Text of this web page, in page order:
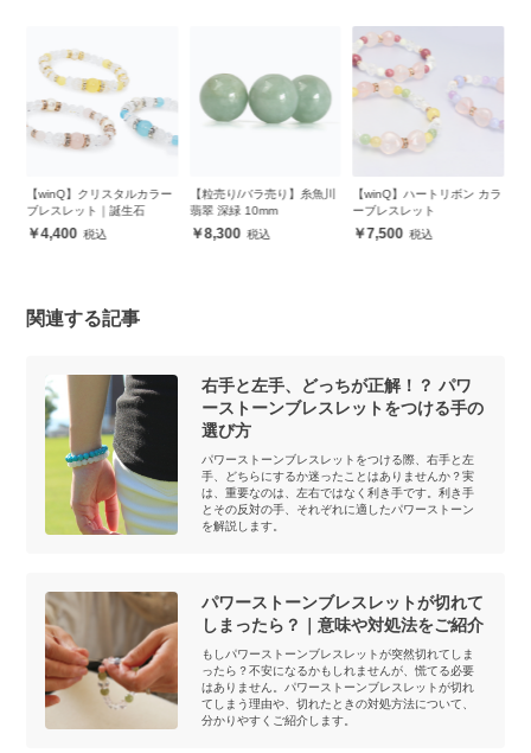
【粒売り/バラ売り】糸魚川
翡翠 深緑 10mm
8,300
【winQ】ハートリボン カラ
ーブレスレット
7,500
【パック】グリーンカラー
天然石セット 8mm（4カラ
ー各4粒）
関連する記事
右手と左手、どっちが正解！？ パワ
ーストーンブレスレットをつける手の
選び方
パワーストーンブレスレットをつける際、右手と左
手、どちらにするか迷ったことはありませんか？実
は、重要なのは、左右ではなく利き手です。利き手
とその反対の手、それぞれに適したパワーストーン
を解説します。
パワーストーンブレスレットが切れて
しまったら？｜意味や対処法をご紹介
もしパワーストーンブレスレットが突然切れてしま
ったら？不安になるかもしれませんが、慌てる必要
はありません。パワーストーンブレスレットが切れ
てしまう理由や、切れたときの対処方法について、
分かりやすくご紹介します。